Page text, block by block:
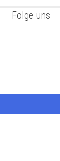
Folge uns